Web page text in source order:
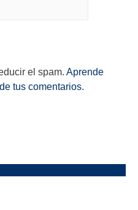
el spam. Aprende
tus comentarios.